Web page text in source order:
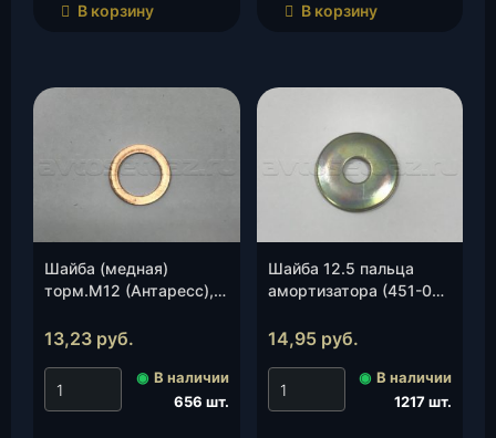
В корзину В корзину
Шайба (медная)
торм.М12 (Антаресс),
13,23 руб.
◉ В наличии
656 шт.
Шайба 12.5 пальца
амортизатора (451-00-
14,95 руб.
◉ В наличии
1217 шт.